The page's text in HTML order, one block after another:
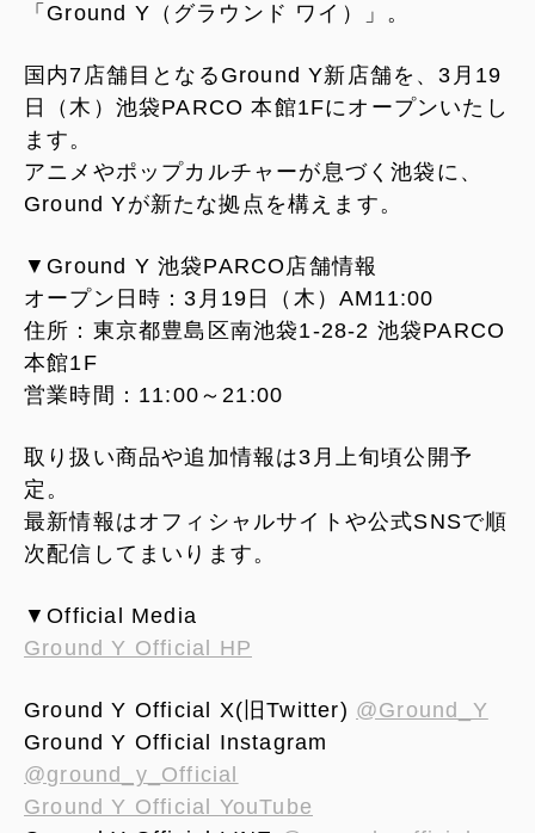
「Ground Y（グラウンド ワイ）」。
国内7店舗目となるGround Y新店舗を、3月19
日（木）池袋PARCO 本館1Fにオープンいたし
ます。
アニメやポップカルチャーが息づく池袋に、
Ground Yが新たな拠点を構えます。
▼Ground Y 池袋PARCO店舗情報
オープン日時：3月19日（木）AM11:00
住所：東京都豊島区南池袋1-28-2 池袋PARCO
本館1F
営業時間：11:00～21:00
取り扱い商品や追加情報は3月上旬頃公開予
定。
最新情報はオフィシャルサイトや公式SNSで順
次配信してまいります。
▼Official Media
Ground Y Official HP
Ground Y Official X(旧Twitter) @Ground_Y
Ground Y Official Instagram
@ground_y_Official
Ground Y Official YouTube